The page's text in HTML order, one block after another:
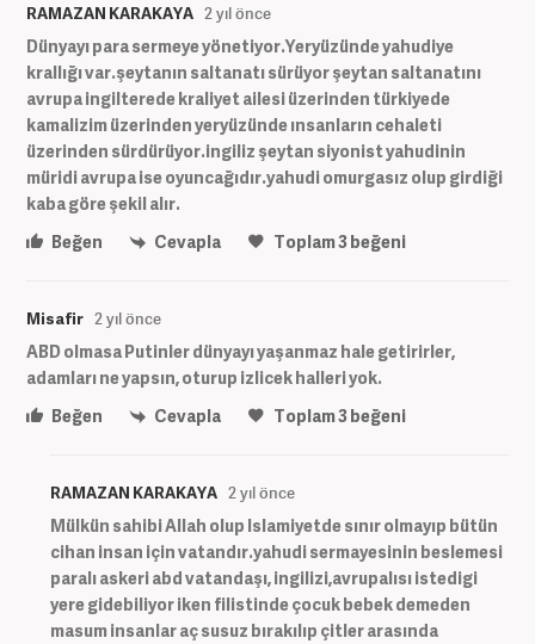
RAMAZAN KARAKAYA 2 yıl önce
Dünyayı para sermeye yönetiyor.Yeryüzünde yahudiye
krallığı var.şeytanın saltanatı sürüyor şeytan saltanatını
avrupa ingilterede kraliyet ailesi üzerinden türkiyede
kamalizim üzerinden yeryüzünde ınsanların cehaleti
üzerinden sürdürüyor.ingiliz şeytan siyonist yahudinin
müridi avrupa ise oyuncağıdır.yahudi omurgasız olup girdiği
kaba göre şekil alır.
Beğen
Cevapla Toplam3beğeni
Misafir 2 yıl önce
ABD olmasa Putinler dünyayı yaşanmaz hale getirirler,
adamları ne yapsın, oturup izlicek halleri yok.
Beğen
Cevapla Toplam3beğeni
RAMAZAN KARAKAYA 2 yıl önce
Mülkün sahibi Allah olup Islamiyetde sınır olmayıp bütün
cihan insan için vatandır.yahudi sermayesinin beslemesi
paralı askeri abd vatandaşı, ingilizi,avrupalısı istedigi
yere gidebiliyor iken filistinde çocuk bebek demeden
masum insanlar aç susuz bırakılıp çitler arasında